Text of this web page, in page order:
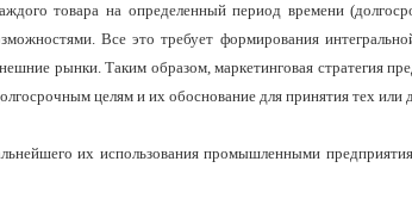
товара на определенный период времени
Все это требует формирования
рынки. Таким образом, маркетинговая стратегия
целям и их обоснование для принятия тех
их использования промышленными